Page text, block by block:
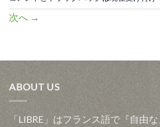
次へ →
ABOUT US
「LIBRE」はフランス語で『自由